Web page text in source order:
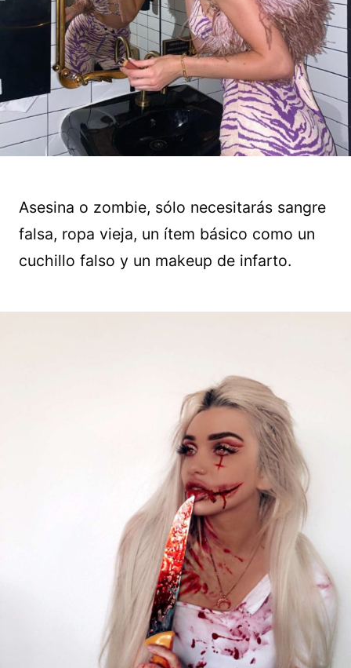
Asesina o zombie, sólo necesitarás sangre
falsa, ropa vieja, un ítem básico como un
cuchillo falso y un makeup de infarto.